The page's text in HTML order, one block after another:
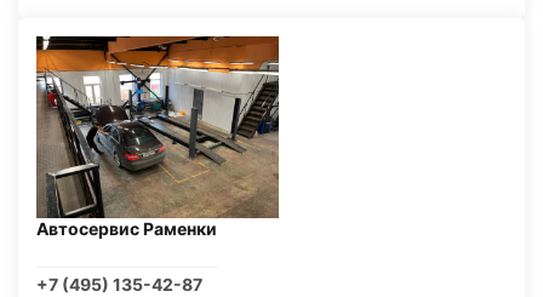
Автосервис Раменки
+7 (495) 135-42-87